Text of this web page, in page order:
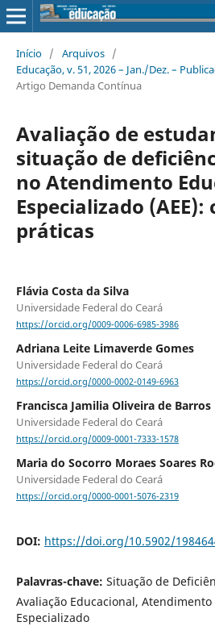
Início / Arquivos /
Educação, v. 51, 2026 – Jan./Dez. –
Artigo Demanda Contínua
Avaliação de
situação de
no Atendimento
Especializado (AEE):
práticas
Flávia Costa da Silva
Universidade Federal do Ceará
https://orcid.org/0009-0006-6985-3986
Adriana Leite Limaverde Gomes
Universidade Federal do Ceará
https://orcid.org/0000-0002-0149-6963
Francisca Jamilia Oliveira de Barros
Universidade Federal do Ceará
https://orcid.org/0009-0001-7333-1578
Maria do Socorro Moraes Soares
Universidade Federal do Ceará
https://orcid.org/0000-0001-5076-2319
DOI: https://doi.org/10.5902/
Palavras-chave: Situação de
Avaliação Educacional, Atendimento
Especializado